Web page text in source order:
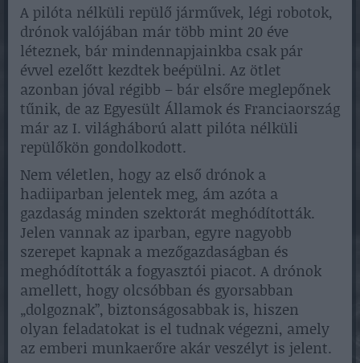
A pilóta nélküli repülő járművek, légi robotok,
drónok valójában már több mint 20 éve
léteznek, bár mindennapjainkba csak pár
évvel ezelőtt kezdtek beépülni. Az ötlet
azonban jóval régibb – bár elsőre meglepőnek
tűnik, de az Egyesült Államok és Franciaország
már az I. világháború alatt pilóta nélküli
repülőkön gondolkodott.
Nem véletlen, hogy az első drónok a
hadiiparban jelentek meg, ám azóta a
gazdaság minden szektorát meghódították.
Jelen vannak az iparban, egyre nagyobb
szerepet kapnak a mezőgazdaságban és
meghódították a fogyasztói piacot. A drónok
amellett, hogy olcsóbban és gyorsabban
„dolgoznak”, biztonságosabbak is, hiszen
olyan feladatokat is el tudnak végezni, amely
az emberi munkaerőre akár veszélyt is jelent.